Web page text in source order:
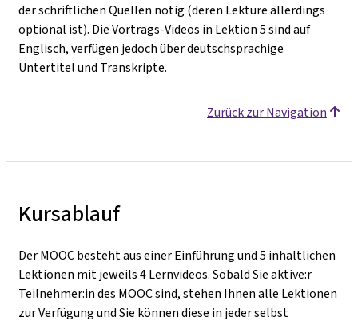
der schriftlichen Quellen nötig (deren Lektüre allerdings
optional ist). Die Vortrags-Videos in Lektion 5 sind auf
Englisch, verfügen jedoch über deutschsprachige
Untertitel und Transkripte.
Zurück zur Navigation
Kursablauf
Der MOOC besteht aus einer Einführung und 5 inhaltlichen
Lektionen mit jeweils 4 Lernvideos. Sobald Sie aktive:r
Teilnehmer:in des MOOC sind, stehen Ihnen alle Lektionen
zur Verfügung und Sie können diese in jeder selbst